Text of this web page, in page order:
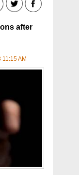
after
11:15 AM